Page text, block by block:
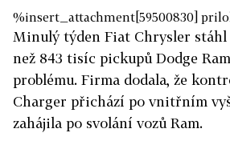
%insert_attachment[59500830]
Minulý týden Fiat Chrysler stáhl
než 843 tisíc pickupů Dodge
problému. Firma dodala, že
Charger přichází po vnitřním
zahájila po svolání vozů Ram.